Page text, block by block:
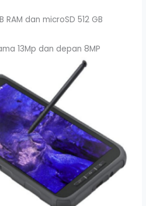
RAM dan microSD 512 GB
13Mp dan depan 8MP